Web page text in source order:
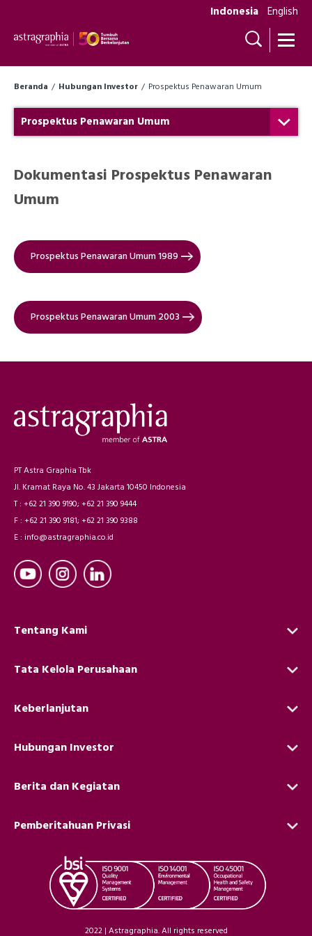
Indonesia English
Beranda Hubungan Investor Prospektus Penawaran Umum
Prospektus Penawaran Umum
Dokumentasi Prospektus Penawaran
Umum
Prospektus Penawaran Umum 1989
Prospektus Penawaran Umum 2003
PT Astra Graphia Tbk
Jl. Kramat Raya No. 43 Jakarta 10450 Indonesia
T : +62 21 390 9190; +62 21 390 9444
F : +62 21 390 9181; +62 21 390 9388
E : info@astragraphia.co.id
Tentang Kami
Tata Kelola Perusahaan
Keberlanjutan
Hubungan Investor
Berita dan Kegiatan
Pemberitahuan Privasi
2022 | Astragraphia. All rights reserved